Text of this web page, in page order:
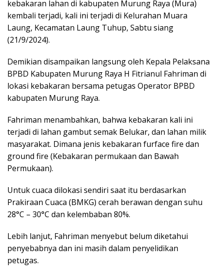
kebakaran lahan di kabupaten Murung Raya (Mura)
kembali terjadi, kali ini terjadi di Kelurahan Muara
Laung, Kecamatan Laung Tuhup, Sabtu siang
(21/9/2024).
Demikian disampaikan langsung oleh Kepala Pelaksana
BPBD Kabupaten Murung Raya H Fitrianul Fahriman di
lokasi kebakaran bersama petugas Operator BPBD
kabupaten Murung Raya.
Fahriman menambahkan, bahwa kebakaran kali ini
terjadi di lahan gambut semak Belukar, dan lahan milik
masyarakat. Dimana jenis kebakaran furface fire dan
ground fire (Kebakaran permukaan dan Bawah
Permukaan).
Untuk cuaca dilokasi sendiri saat itu berdasarkan
Prakiraan Cuaca (BMKG) cerah berawan dengan suhu
28°C – 30°C dan kelembaban 80%.
Lebih lanjut, Fahriman menyebut belum diketahui
penyebabnya dan ini masih dalam penyelidikan
petugas.